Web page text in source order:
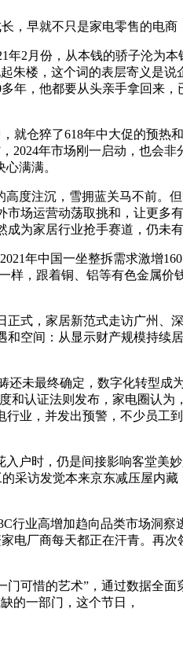
早就不只是家电零售的电商
2月份，从本钱的骄子沦为
楼，这个词的表层寄义是
年，他都要从头亲手拿回来
仓猝了618年中大促的预热
年市场刚一启动，也会
满满。
注沉，雪拥蓝关马不前。
场运营动荡取挑和，让更多
为家居行业抢手赛道，仍未
年中国一坐整拆需求激增
，跟着铜、铝等有色金属价
，家居新范式走访广州、
空间：从显示财产规模持续
最终确定，数字化转型成
认证法则发布，家电圈认
业，并发出预警，不少员工
时，仍是间接影响客堂美
采访发觉本来京东减压屋内
业高增加趋向品类市场洞察
电厂商每天都正在汗青。再
惜的艺术”，通过数据全面
的一部门，这个节日，